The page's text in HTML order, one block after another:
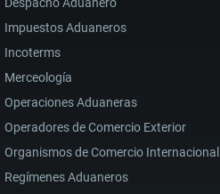
Impuestos Aduaneros
Incoterms
Merceología
Operaciones Aduaneras
Operadores de Comercio Exterior
Organismos de Comercio Internacional
Regímenes Aduaneros